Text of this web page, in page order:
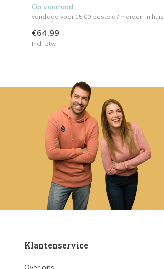
Op voorraad
vandaag voor 15.00 besteld? morgen in huis
€64,99
Incl. btw
Klantenservice